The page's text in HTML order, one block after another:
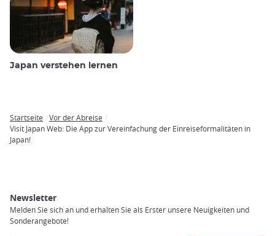
Japan verstehen lernen
Breadcrumb
Startseite
Vor der Abreise
Visit Japan Web: Die App zur Vereinfachung der Einreiseformalitäten in
Japan!
Newsletter
Melden Sie sich an und erhalten Sie als Erster unsere Neuigkeiten und
Sonderangebote!